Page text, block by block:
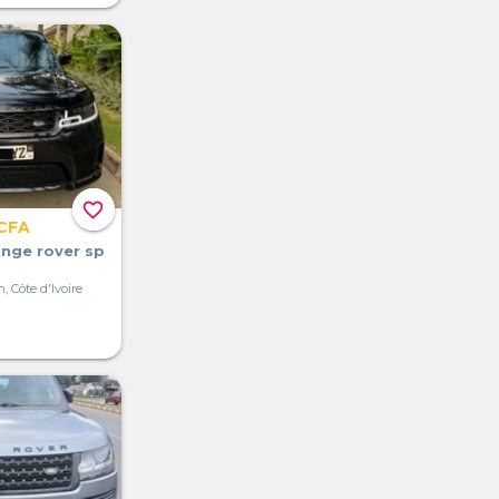
favorite_border
rover sp
Côte d'Ivoire